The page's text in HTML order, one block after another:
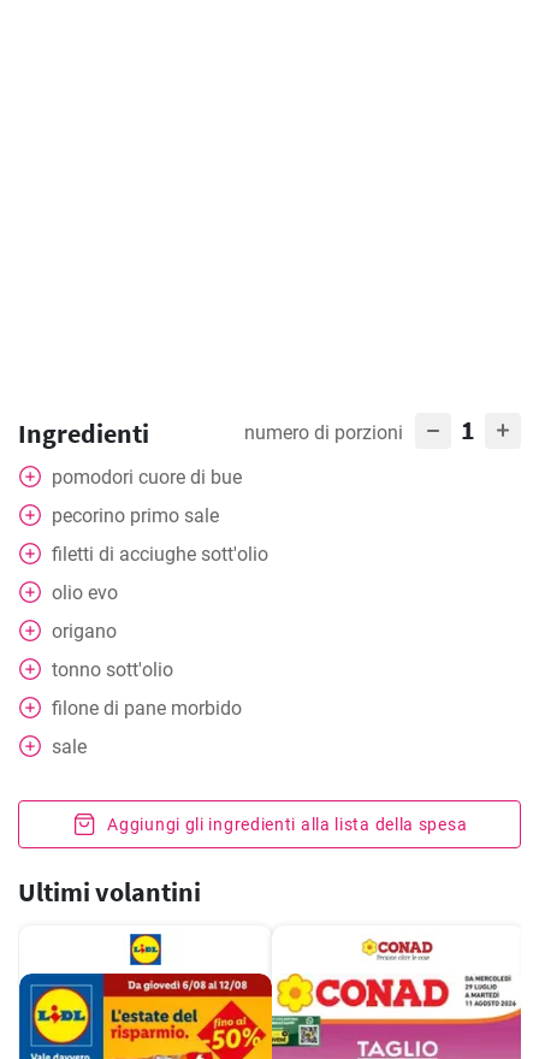
Ingredienti numero di porzioni 1
pomodori cuore di bue
pecorino primo sale
filetti di acciughe sott'olio
olio evo
origano
tonno sott'olio
filone di pane morbido
sale
Aggiungi gli ingredienti alla lista della spesa
Ultimi volantini